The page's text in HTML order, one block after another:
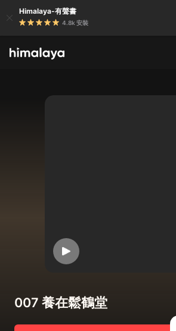
Himalaya-有聲書
4.8k 安裝
007 養在鬆鶴堂